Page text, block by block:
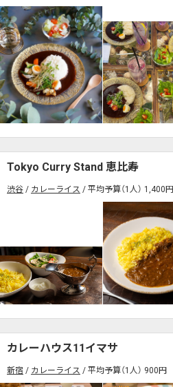
Tokyo Curry Stand 恵比寿
渋谷 カレーライス 平均予算（1人） 1,400円
カレーハウス11イマサ
新宿 カレーライス 平均予算（1人） 900円